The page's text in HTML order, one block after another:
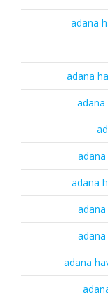
adana
adana
adana
adana
adana
adana
adana
adana